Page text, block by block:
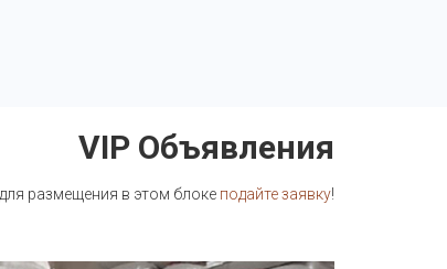
VIP Объявления
размещения в этом блоке подайте заявку!